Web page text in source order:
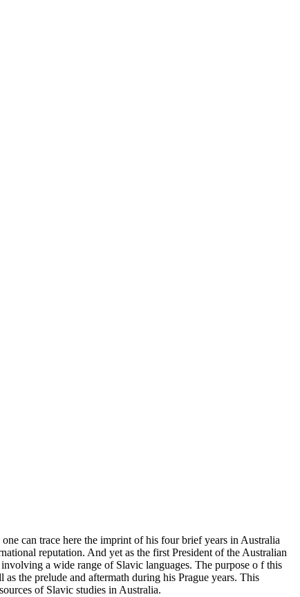
can trace here the imprint of his four brief years in Australia
reputation. And yet as the first President of the Australian
a wide range of Slavic languages. The purpose o f this
the prelude and aftermath during his Prague years. This
of Slavic studies in Australia.